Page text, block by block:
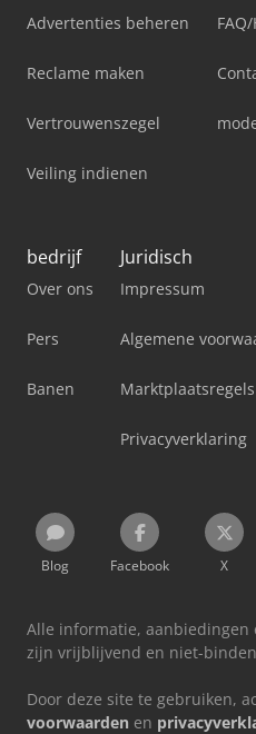
Advertenties beheren
Reclame maken
Vertrouwenszegel
Veiling indienen
bedrijf
Over ons
Pers
Banen
Juridisch
Impressum
Algemene
Marktplaatsregels
Privacyverklaring
Blog Facebook X
Alle informatie, aanbiedingen
zijn vrijblijvend en niet-
Door deze site te gebruiken,
voorwaarden en